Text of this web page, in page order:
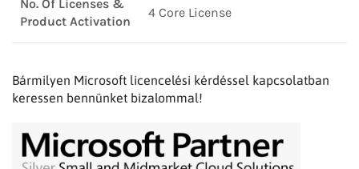
No. Of Licenses &
Product Activation
4 Core License
Bármilyen Microsoft licencelési kérdéssel kapcsolatban
keressen bennünket bizalommal!